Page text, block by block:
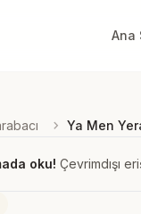
Ana
chevron_right Ya Men
oku! Çevrimdışı